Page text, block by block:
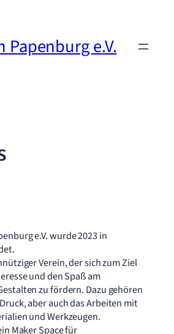
e.V.
e.V. wurde 2023 in
Verein, der sich zum Ziel
und den Spaß am
zu fördern. Dazu gehören
aber auch das Arbeiten mit
und Werkzeugen.
Maker Space für